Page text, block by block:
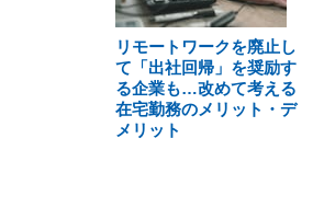
リモートワークを廃止し
て「出社回帰」を奨励す
る企業も…改めて考える
在宅勤務のメリット・デ
メリット